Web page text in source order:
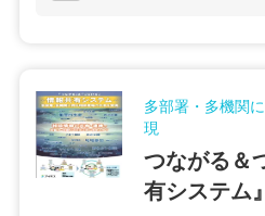
多部署・多機関
現
つながる＆
有システム』